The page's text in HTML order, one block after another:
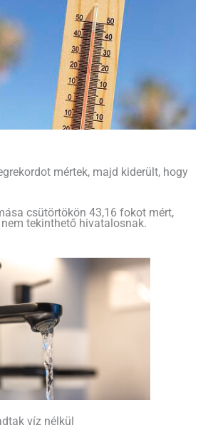
mértek, majd kiderült, hogy
csütörtökön 43,16 fokot mért,
tekinthető hivatalosnak.
víz nélkül